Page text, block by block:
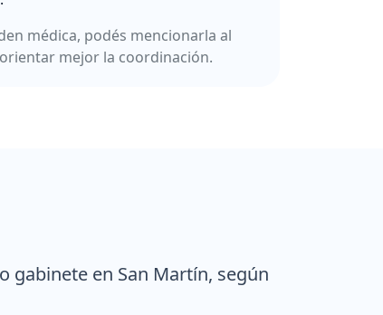
médica, podés mencionarla al
mejor la coordinación.
gabinete en San Martín, según